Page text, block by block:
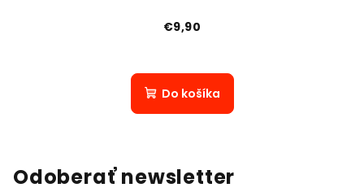
€9,90
Do košíka
Odoberať newsletter